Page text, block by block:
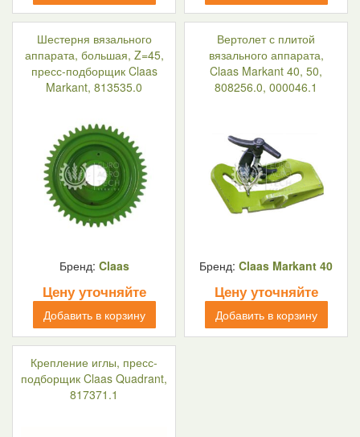
Шестерня вязального
аппарата, большая, Z=45,
пресс-подборщик Claas
Markant, 813535.0
Бренд: Claas
Цену уточняйте
Добавить в корзину
Вертолет с плитой
вязального аппарата,
Claas Markant 40, 50,
808256.0, 000046.1
Бренд: Claas Markant 40
Цену уточняйте
Добавить в корзину
Крепление иглы, пресс-
подборщик Claas Quadrant,
817371.1